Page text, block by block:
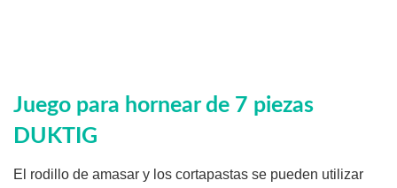
Juego para hornear de 7 piezas
DUKTIG
El rodillo de amasar y los cortapastas se pueden utilizar